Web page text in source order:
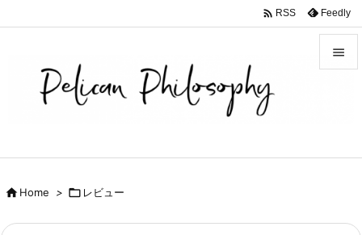

次へ
 RSS Feedly
Home >  レビュー